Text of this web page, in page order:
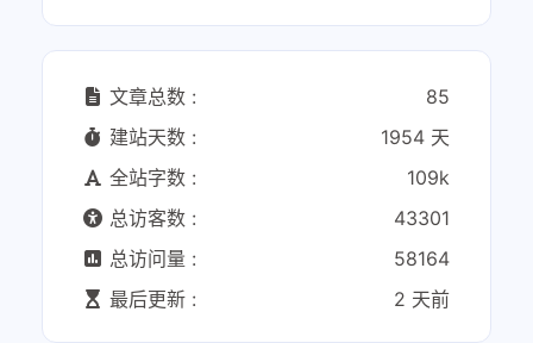
文章总数 :
85
建站天数 :
1954 天
全站字数 :
109k
总访客数 :
43301
总访问量 :
58164
最后更新 :
2 天前